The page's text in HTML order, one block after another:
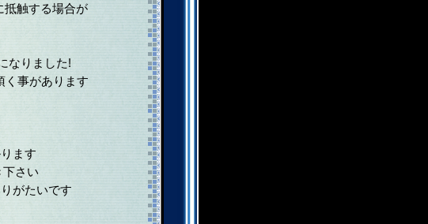
抵触する場合が
なりました!
事があります
ます
下さい
がたいです